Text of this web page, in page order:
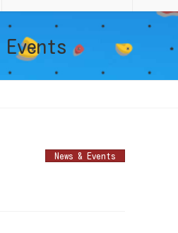
Events
News & Events